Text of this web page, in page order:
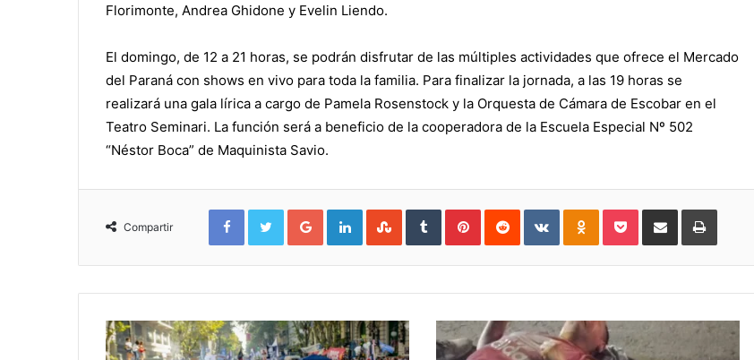
Florimonte, Andrea Ghidone y Evelin Liendo.
El domingo, de 12 a 21 horas, se podrán disfrutar de las múltiples actividades que ofrece el Mercado
del Paraná con shows en vivo para toda la familia. Para finalizar la jornada, a las 19 horas se
realizará una gala lírica a cargo de Pamela Rosenstock y la Orquesta de Cámara de Escobar en el
Teatro Seminari. La función será a beneficio de la cooperadora de la Escuela Especial Nº 502
“Néstor Boca” de Maquinista Savio.
Compartir
FacebookTwitterGoogle+LinkedInStumbleUpon
TumblrPinterestReddit VKontakteOdnoklassniki
PocketCompartir
mail
Imprimir